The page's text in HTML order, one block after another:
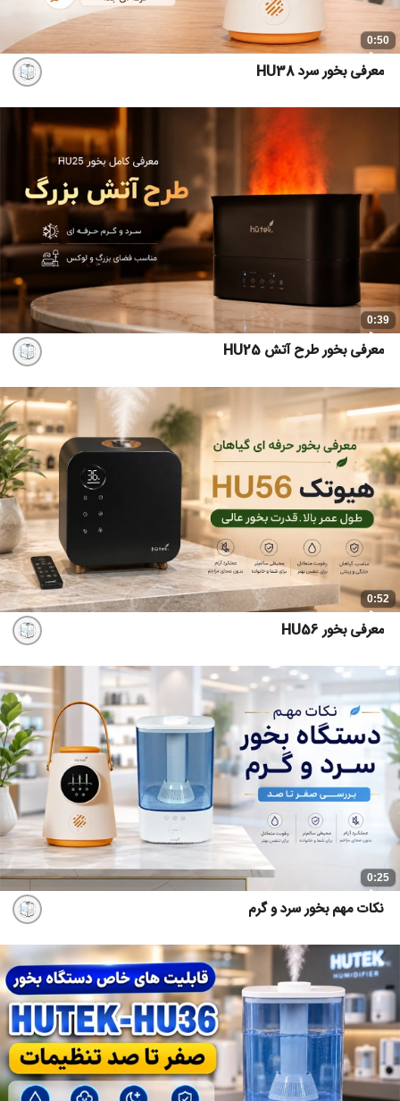
0:50
معرفی بخور سرد HU38
0:39
معرفی بخور طرح آتش HU25
0:52
معرفی بخور HU56
0:25
نکات مهم بخور سرد و گرم